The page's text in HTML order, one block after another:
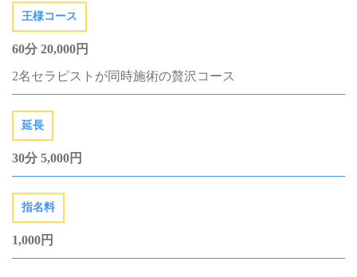
王様コース
60分 20,000円
2名セラピストが同時施術の贅沢コース
延長
30分 5,000円
指名料
1,000円